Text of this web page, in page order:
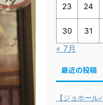
23 24
30 31
« 7月
最近の投稿
【ジョホー